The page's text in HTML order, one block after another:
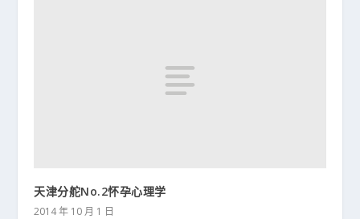
天津分舵No.2怀孕心理学
2014 年 10 月 1 日